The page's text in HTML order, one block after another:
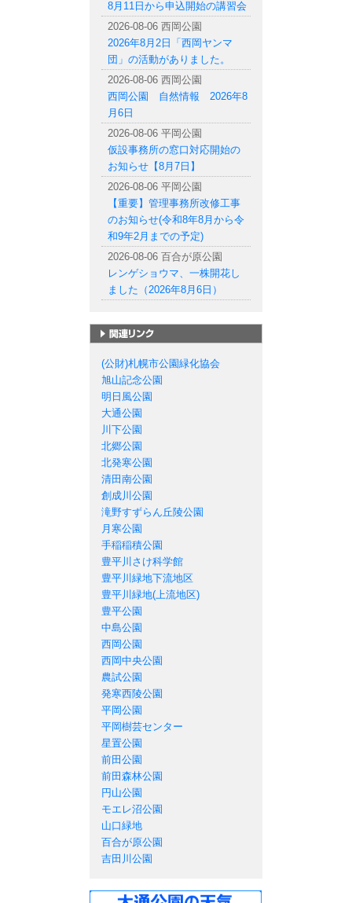
8月11日から申込開始の講習会
2026-08-06 西岡公園
2026年8月2日「西岡ヤンマ
団」の活動がありました。
2026-08-06 西岡公園
西岡公園 自然情報 2026年8
月6日
2026-08-06 平岡公園
仮設事務所の窓口対応開始の
お知らせ【8月7日】
2026-08-06 平岡公園
【重要】管理事務所改修工事
のお知らせ(令和8年8月から令
和9年2月までの予定)
2026-08-06 百合が原公園
レンゲショウマ、一株開花し
ました（2026年8月6日）
(公財)札幌市公園緑化協会
旭山記念公園
明日風公園
大通公園
川下公園
北郷公園
北発寒公園
清田南公園
創成川公園
滝野すずらん丘陵公園
月寒公園
手稲稲積公園
豊平川さけ科学館
豊平川緑地下流地区
豊平川緑地(上流地区)
豊平公園
中島公園
西岡公園
西岡中央公園
農試公園
発寒西陵公園
平岡公園
平岡樹芸センター
星置公園
前田公園
前田森林公園
円山公園
モエレ沼公園
山口緑地
百合が原公園
吉田川公園